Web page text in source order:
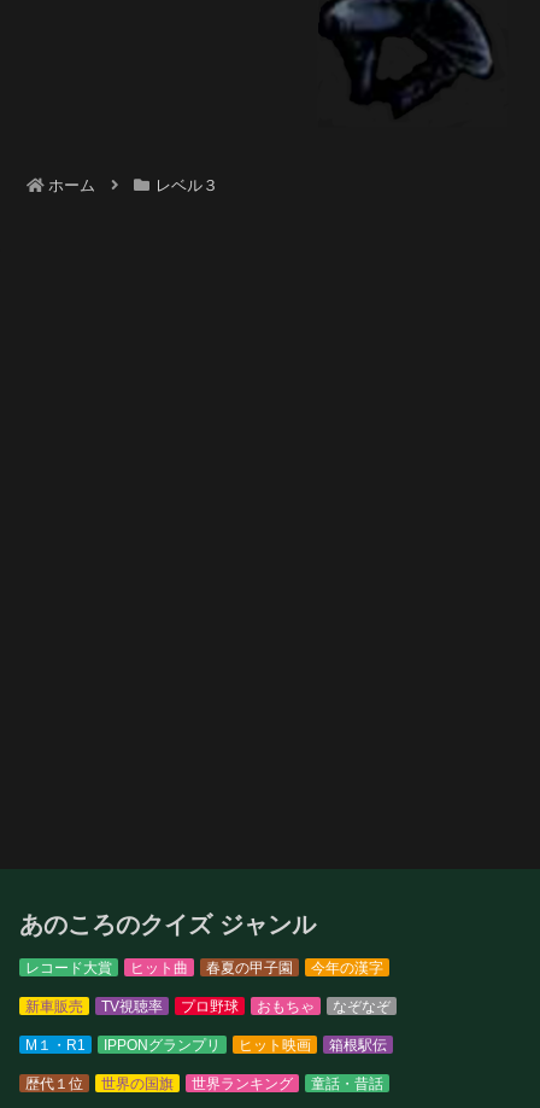
ホーム レベル３
あのころのクイズ ジャンル
レコード大賞 ヒット曲 春夏の甲子園 今年の漢字
新車販売 TV視聴率 プロ野球 おもちゃ なぞなぞ
M１・R1 IPPONグランプリ ヒット映画 箱根駅伝
歴代１位 世界の国旗 世界ランキング 童話・昔話